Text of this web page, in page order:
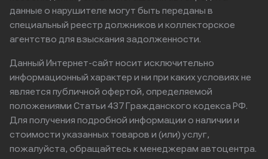
данные о нарушителе могут быть переданы в
специальный реестр должников и коллекторское
агентство для взыскания задолженности.
Данный Интернет-сайт носит исключительно
информационный характер и ни при каких условиях не
является публичной офертой, определяемой
положениями Статьи 437 Гражданского кодекса РФ.
Для получения подробной информации о наличии и
стоимости указанных товаров и (или) услуг,
пожалуйста, обращайтесь к менеджерам автоцентра.